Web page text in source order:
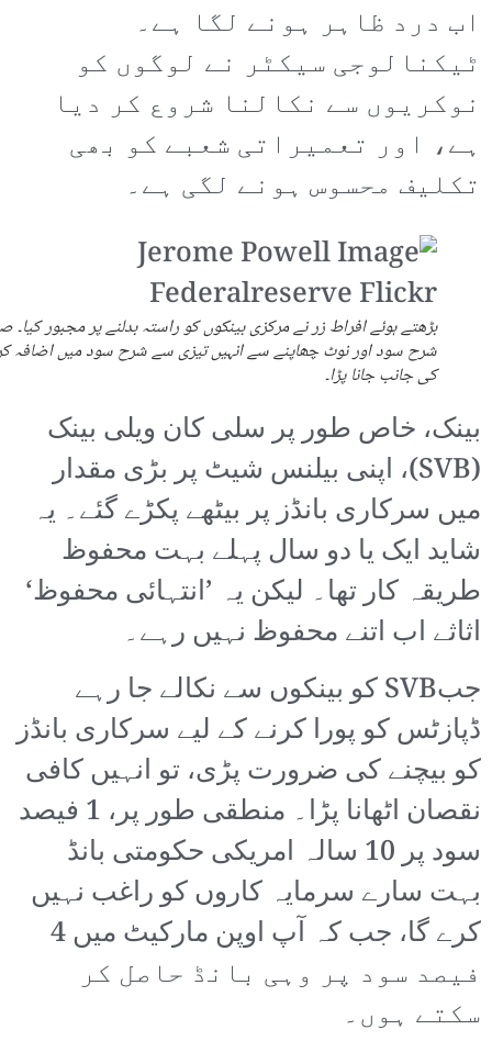
اب درد ظاہر ہونے لگا ہے۔
ٹیکنالوجی سیکٹر نے لوگوں کو
نوکریوں سے نکالنا شروع کر دیا
ہے، اور تعمیراتی شعبے کو بھی
تکلیف محسوس ہونے لگی ہے۔
بڑھتے ہوئے افراط زر نے مرکزی بینکوں کو راستہ بدلنے پر مجبور کیا۔
شرح سود اور نوٹ چھاپنے سے انہیں تیزی سے شرح سود میں اضافہ
کی جانب جانا پڑا۔
بینک، خاص طور پر سلی کان ویلی بینک
(SVB)، اپنی بیلنس شیٹ پر بڑی مقدار
میں سرکاری بانڈز پر بیٹھے پکڑے گئے۔ یہ
شاید ایک یا دو سال پہلے بہت محفوظ
طریقہ کار تھا۔ لیکن یہ ’انتہائی محفوظ‘
اثاثے اب اتنے محفوظ نہیں رہے۔
جبSVB کو بینکوں سے نکالے جا رہے
ڈپازٹس کو پورا کرنے کے لیے سرکاری بانڈز
کو بیچنے کی ضرورت پڑی، تو انہیں کافی
نقصان اٹھانا پڑا۔ منطقی طور پر، 1 فیصد
سود پر 10 سالہ امریکی حکومتی بانڈ
بہت سارے سرمایہ کاروں کو راغب نہیں
کرے گا، جب کہ آپ اوپن مارکیٹ میں 4
فیصد سود پر وہی بانڈ حاصل کر
سکتے ہوں۔